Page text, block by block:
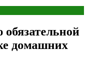
домашних